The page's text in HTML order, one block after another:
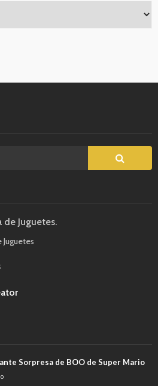
de Juguetes.
Juguetes
Sorpresa de BOO de Super Mario